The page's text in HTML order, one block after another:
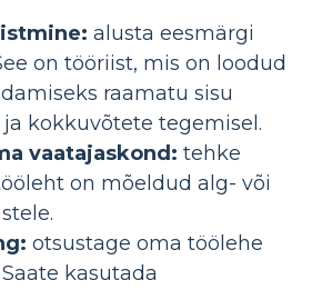
alusta eesmärgi
on tööriist, mis on loodud
raamatu sisu
kokkuvõtete tegemisel.
vaatajaskond: tehke
on mõeldud alg- või
otsustage oma töölehe
kasutada